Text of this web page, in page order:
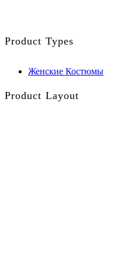
Product Types
Женские Костюмы
Product Layout